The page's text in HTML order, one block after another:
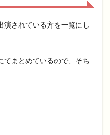
されている方を一覧にし
てまとめているので、そち